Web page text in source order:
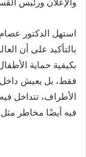
والإعلان ورئيس
استهل الدكتور عصام
بالتأكيد على أن
بكيفية حماية
فقط، بل يعيش داخل
الأطراف، تتداخل
فيه أيضًا مخاطر مثل